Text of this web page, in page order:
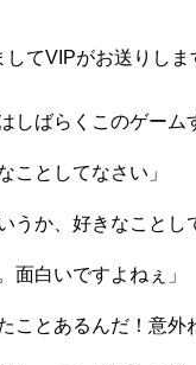
てVIPがお送りし
しばらくこのゲーム
ことしてなさい」
うか、好きなことし
面白いですよねぇ」
ことあるんだ！意外